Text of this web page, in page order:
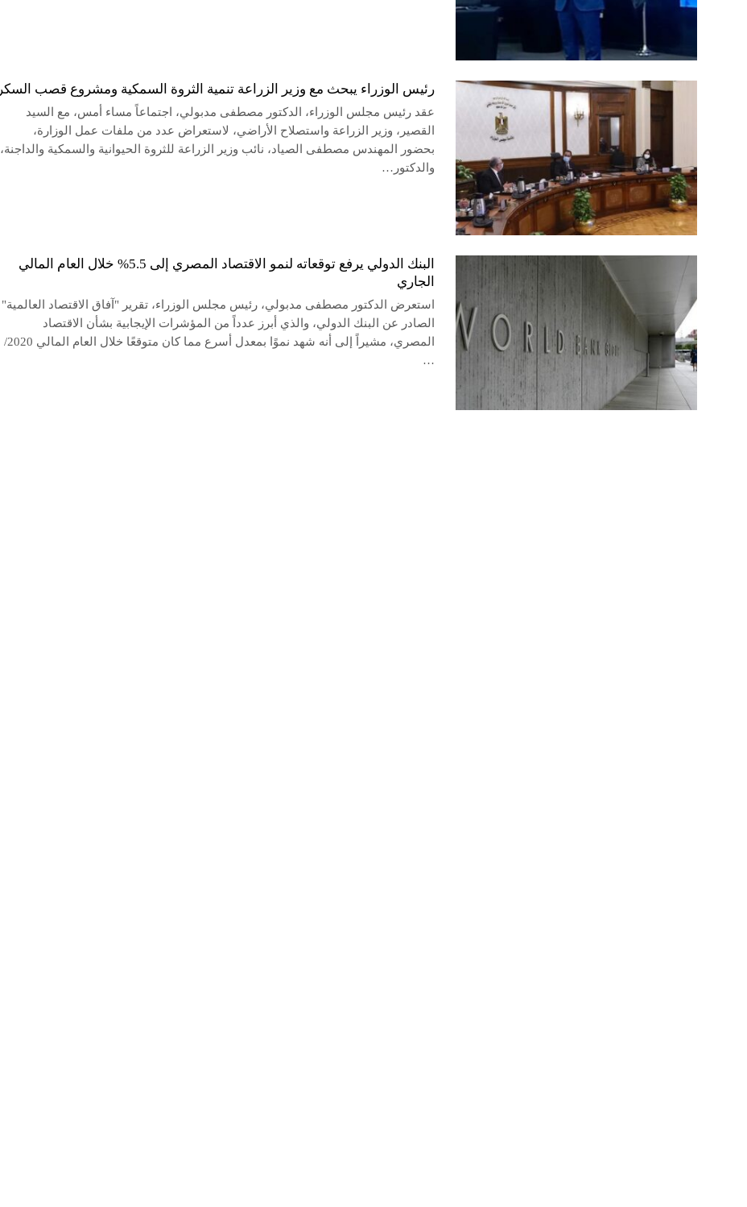
رئيس الوزراء يبحث مع وزير الزراعة تنمية الثروة السمكية ومشروع قصب السكر
عقد رئيس مجلس الوزراء، الدكتور مصطفى مدبولي، اجتماعاً مساء أمس، مع السيد
القصير، وزير الزراعة واستصلاح الأراضي، لاستعراض عدد من ملفات عمل الوزارة،
بحضور المهندس مصطفى الصياد، نائب وزير الزراعة للثروة الحيوانية والسمكية والداجنة،
والدكتور…
البنك الدولي يرفع توقعاته لنمو الاقتصاد المصري إلى 5.5% خلال العام المالي
الجاري
استعرض الدكتور مصطفى مدبولي، رئيس مجلس الوزراء، تقرير "آفاق الاقتصاد العالمية"
الصادر عن البنك الدولي، والذي أبرز عدداً من المؤشرات الإيجابية بشأن الاقتصاد
المصري، مشيراً إلى أنه شهد نموًا بمعدل أسرع مما كان متوقعًا خلال العام المالي 2020/
…